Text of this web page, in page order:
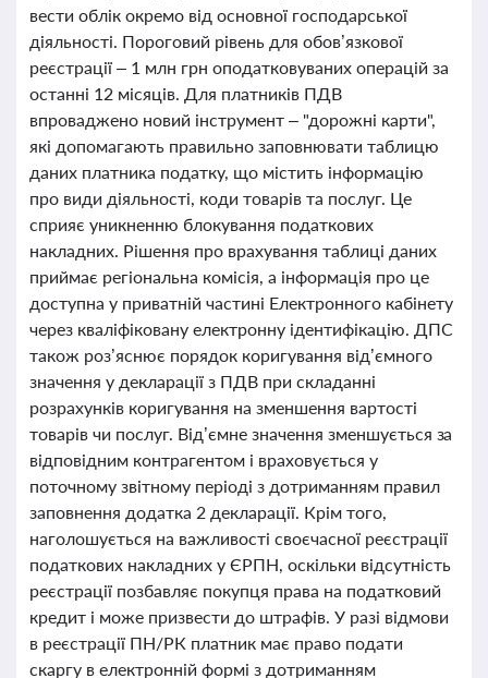
вести облік окремо від основної господарської
діяльності. Пороговий рівень для обов’язкової
реєстрації – 1 млн грн оподатковуваних операцій за
останні 12 місяців. Для платників ПДВ
впроваджено новий інструмент – "дорожні карти",
які допомагають правильно заповнювати таблицю
даних платника податку, що містить інформацію
про види діяльності, коди товарів та послуг. Це
сприяє уникненню блокування податкових
накладних. Рішення про врахування таблиці даних
приймає регіональна комісія, а інформація про це
доступна у приватній частині Електронного кабінету
через кваліфіковану електронну ідентифікацію. ДПС
також роз’яснює порядок коригування від’ємного
значення у декларації з ПДВ при складанні
розрахунків коригування на зменшення вартості
товарів чи послуг. Від’ємне значення зменшується за
відповідним контрагентом і враховується у
поточному звітному періоді з дотриманням правил
заповнення додатка 2 декларації. Крім того,
наголошується на важливості своєчасної реєстрації
податкових накладних у ЄРПН, оскільки відсутність
реєстрації позбавляє покупця права на податковий
кредит і може призвести до штрафів. У разі відмови
в реєстрації ПН/РК платник має право подати
скаргу в електронній формі з дотриманням